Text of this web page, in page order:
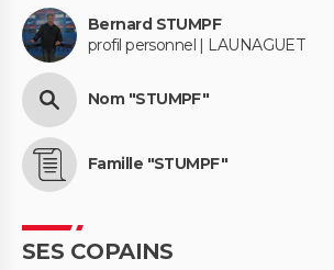
Bernard STUMPF
profil personnel | LAUNAGUET
Nom "STUMPF"
Famille "STUMPF"
SES COPAINS